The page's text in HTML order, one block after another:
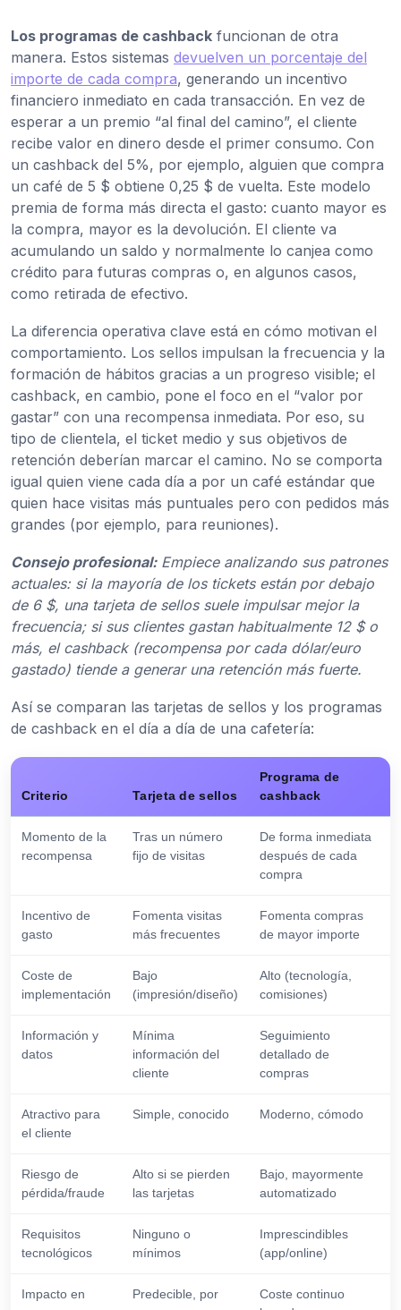
Los programas de cashback funcionan de otra
manera. Estos sistemas devuelven un porcentaje del
importe de cada compra, generando un incentivo
financiero inmediato en cada transacción. En vez de
esperar a un premio “al final del camino”, el cliente
recibe valor en dinero desde el primer consumo. Con
un cashback del 5%, por ejemplo, alguien que compra
un café de 5 $ obtiene 0,25 $ de vuelta. Este modelo
premia de forma más directa el gasto: cuanto mayor es
la compra, mayor es la devolución. El cliente va
acumulando un saldo y normalmente lo canjea como
crédito para futuras compras o, en algunos casos,
como retirada de efectivo.
La diferencia operativa clave está en cómo motivan el
comportamiento. Los sellos impulsan la frecuencia y la
formación de hábitos gracias a un progreso visible; el
cashback, en cambio, pone el foco en el “valor por
gastar” con una recompensa inmediata. Por eso, su
tipo de clientela, el ticket medio y sus objetivos de
retención deberían marcar el camino. No se comporta
igual quien viene cada día a por un café estándar que
quien hace visitas más puntuales pero con pedidos más
grandes (por ejemplo, para reuniones).
Consejo profesional: Empiece analizando sus patrones
actuales: si la mayoría de los tickets están por debajo
de 6 $, una tarjeta de sellos suele impulsar mejor la
frecuencia; si sus clientes gastan habitualmente 12 $ o
más, el cashback (recompensa por cada dólar/euro
gastado) tiende a generar una retención más fuerte.
Así se comparan las tarjetas de sellos y los programas
de cashback en el día a día de una cafetería:
Criterio Tarjeta de sellos
Programa de
cashback
Momento de la
recompensa
Tras un número
fijo de visitas
De forma inmediata
después de cada
compra
Incentivo de
gasto
Fomenta visitas
más frecuentes
Fomenta compras
de mayor importe
Coste de
implementación
Bajo
(impresión/diseño)
Alto (tecnología,
comisiones)
Información y
datos
Mínima
información del
cliente
Seguimiento
detallado de
compras
Atractivo para
el cliente
Simple, conocido Moderno, cómodo
Riesgo de
pérdida/fraude
Alto si se pierden
las tarjetas
Bajo, mayormente
automatizado
Requisitos
tecnológicos
Ninguno o
mínimos
Imprescindibles
(app/online)
Impacto en
Predecible, por
Coste continuo